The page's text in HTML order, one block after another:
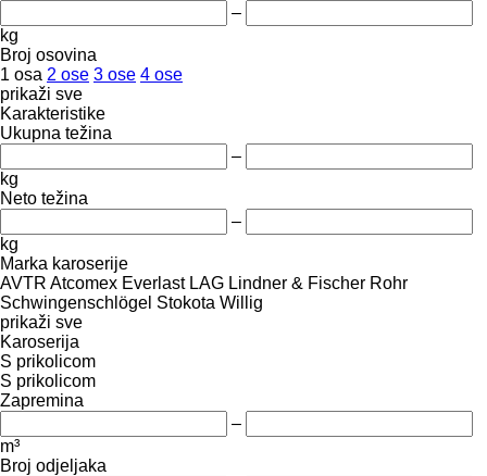
–
kg
Broj osovina
1 osa 2 ose 3 ose 4 ose
prikaži sve
Karakteristike
Ukupna težina
–
kg
Neto težina
–
kg
Marka karoserije
AVTR Atcomex Everlast LAG Lindner & Fischer Rohr
Schwingenschlögel Stokota Willig
prikaži sve
Karoserija
S prikolicom
S prikolicom
Zapremina
–
m³
Broj odjeljaka